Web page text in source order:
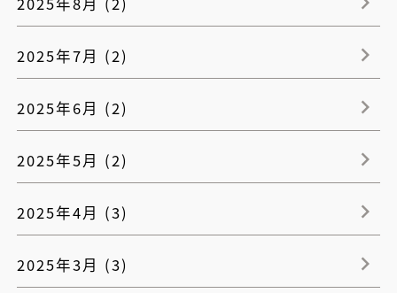
2025年7月 (2)
2025年6月 (2)
2025年5月 (2)
2025年4月 (3)
2025年3月 (3)